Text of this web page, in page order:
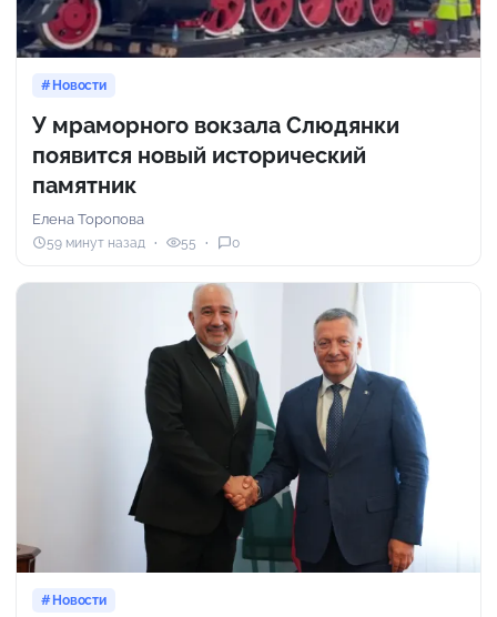
Новости
У мраморного вокзала Слюдянки
появится новый исторический
памятник
Елена Торопова
59 минут назад 55 0
Новости